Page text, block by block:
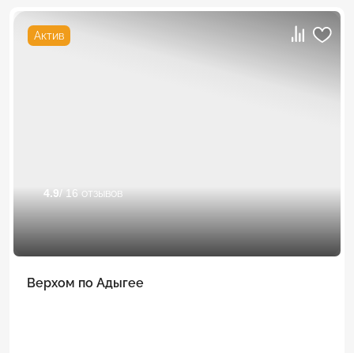
Актив
4.9 / 16 отзывов
Верхом по Адыгее